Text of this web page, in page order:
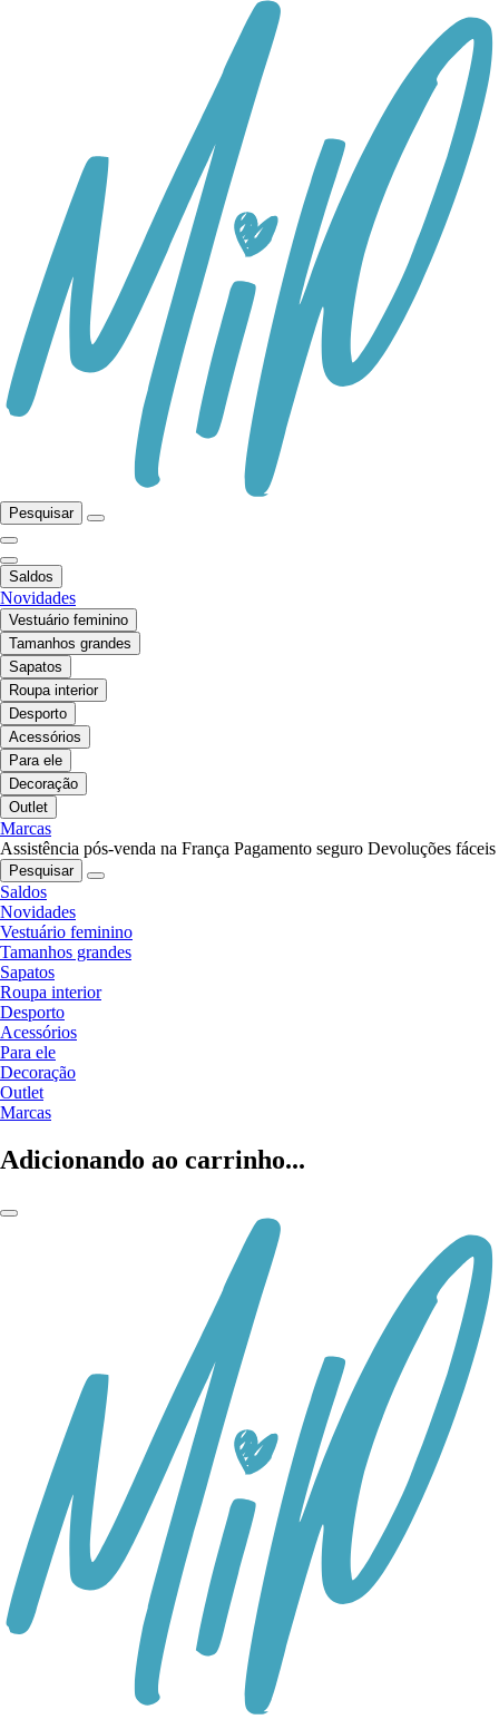
Pesquisar
Saldos
Novidades
Vestuário feminino
Tamanhos grandes
Sapatos
Roupa interior
Desporto
Acessórios
Para ele
Decoração
Outlet
Marcas
Assistência pós-venda na França Pagamento seguro Devoluções fáceis
Pesquisar
Saldos
Novidades
Vestuário feminino
Tamanhos grandes
Sapatos
Roupa interior
Desporto
Acessórios
Para ele
Decoração
Outlet
Marcas
Adicionando ao carrinho...